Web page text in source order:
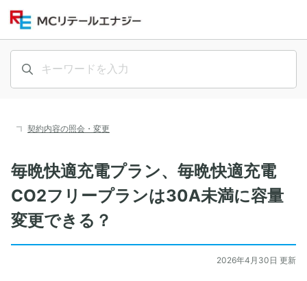
契約内容の照会・変更
毎晩快適充電プラン、毎晩快適充電
CO2フリープランは30A未満に容量
変更できる？
2026年4月30日 更新